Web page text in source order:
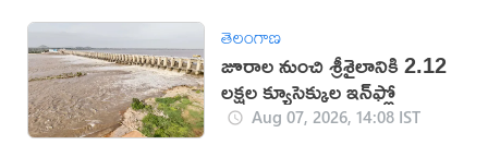
తెలంగాణ
జూరాల నుంచి శ్రీశైలానికి 2.12
లక్షల క్యూసెక్కుల ఇన్‌ఫ్లో
Aug 07, 2026, 14:08 IST